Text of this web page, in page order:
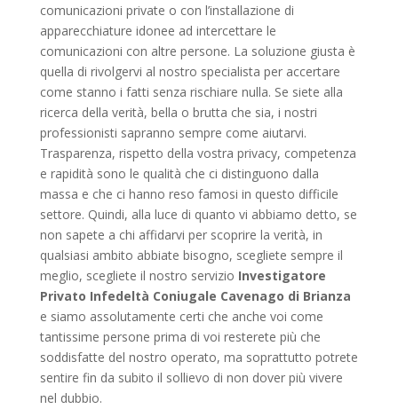
comunicazioni private o con l’installazione di
apparecchiature idonee ad intercettare le
comunicazioni con altre persone. La soluzione giusta è
quella di rivolgervi al nostro specialista per accertare
come stanno i fatti senza rischiare nulla. Se siete alla
ricerca della verità, bella o brutta che sia, i nostri
professionisti sapranno sempre come aiutarvi.
Trasparenza, rispetto della vostra privacy, competenza
e rapidità sono le qualità che ci distinguono dalla
massa e che ci hanno reso famosi in questo difficile
settore. Quindi, alla luce di quanto vi abbiamo detto, se
non sapete a chi affidarvi per scoprire la verità, in
qualsiasi ambito abbiate bisogno, scegliete sempre il
meglio, scegliete il nostro servizio Investigatore
Privato Infedeltà Coniugale Cavenago di Brianza
e siamo assolutamente certi che anche voi come
tantissime persone prima di voi resterete più che
soddisfatte del nostro operato, ma soprattutto potrete
sentire fin da subito il sollievo di non dover più vivere
nel dubbio.